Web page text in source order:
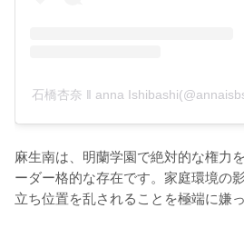
石橋杏奈 ‖ anna
麻生南は、明蘭学園で絶対的な権力
ーダー格的な存在です。家庭環境の
立ち位置を乱されることを極端に嫌っ